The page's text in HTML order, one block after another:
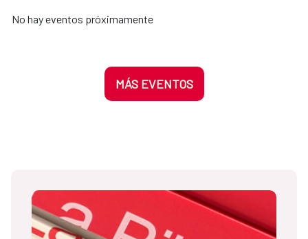
No hay eventos próximamente
MÁS EVENTOS